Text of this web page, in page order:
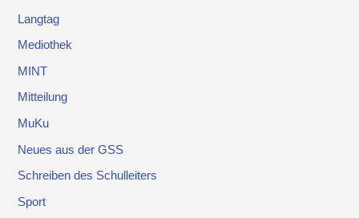
Langtag
Mediothek
MINT
Mitteilung
MuKu
Neues aus der GSS
Schreiben des Schulleiters
Sport